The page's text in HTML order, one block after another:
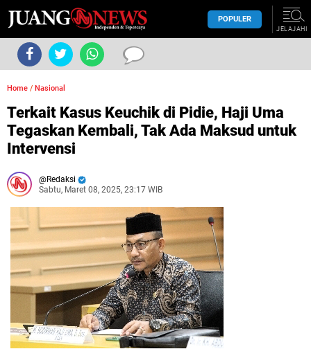
POPULER
JELAJAHI
Home / Nasional
Terkait Kasus Keuchik di Pidie, Haji Uma
Tegaskan Kembali, Tak Ada Maksud untuk
Intervensi
Redaksi
Sabtu, Maret 08, 2025, 23:17 WIB